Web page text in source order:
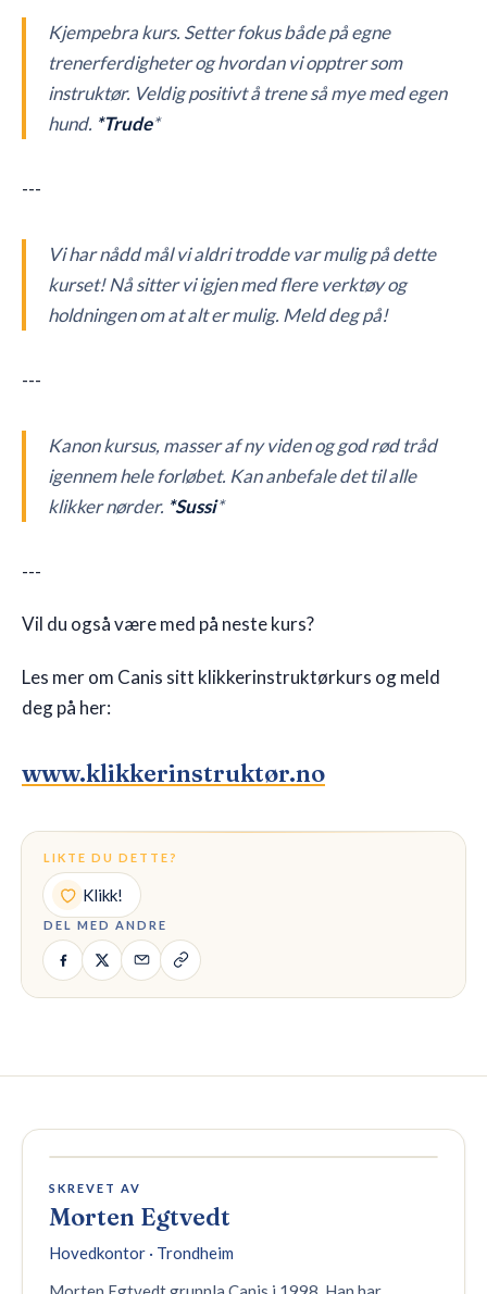
Kjempebra kurs. Setter fokus både på egne
trenerferdigheter og hvordan vi opptrer som
instruktør. Veldig positivt å trene så mye med egen
hund. *Trude*
---
Vi har nådd mål vi aldri trodde var mulig på dette
kurset! Nå sitter vi igjen med flere verktøy og
holdningen om at alt er mulig. Meld deg på!
---
Kanon kursus, masser af ny viden og god rød tråd
igennem hele forløbet. Kan anbefale det til alle
klikker nørder. *Sussi*
---
Vil du også være med på neste kurs?
Les mer om Canis sitt klikkerinstruktørkurs og meld
deg på her:
www.klikkerinstruktør.no
LIKTE DU DETTE?
Klikk!
DEL MED ANDRE
SKREVET AV
Morten Egtvedt
Hovedkontor · Trondheim